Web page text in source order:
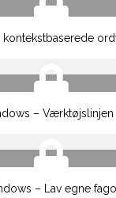
– Værktøjslinjen
– Lav egne